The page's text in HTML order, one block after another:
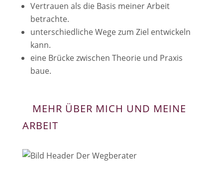
Vertrauen als die Basis meiner Arbeit
betrachte.
unterschiedliche Wege zum Ziel entwickeln
kann.
eine Brücke zwischen Theorie und Praxis
baue.
MEHR ÜBER MICH UND MEINE
ARBEIT